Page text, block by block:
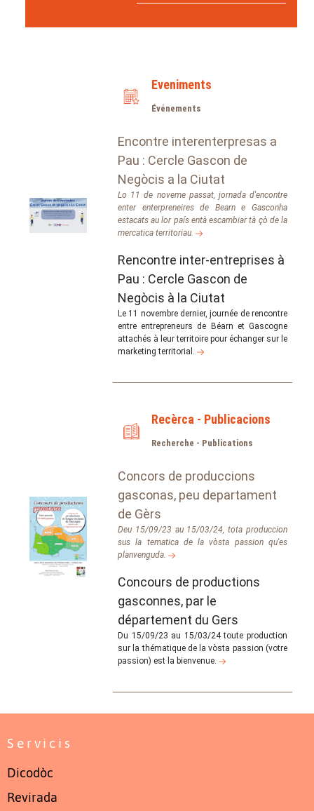
Eveniments
Événements
Encontre interenterpresas a
Pau : Cercle Gascon de
Negòcis a la Ciutat
Lo 11 de noveme passat, jornada d'encontre
enter enterpreneires de Bearn e Gasconha
estacats au lor país entà escambiar tà çò de la
mercatica territoriau.
Rencontre inter-entreprises à
Pau : Cercle Gascon de
Negòcis à la Ciutat
Le 11 novembre dernier, journée de rencontre
entre entrepreneurs de Béarn et Gascogne
attachés à leur territoire pour échanger sur le
marketing territorial.
Recèrca - Publicacions
Recherche - Publications
Concors de produccions
gasconas, peu departament
de Gèrs
Deu 15/09/23 au 15/03/24, tota produccion
sus la tematica de la vòsta passion qu'es
planvenguda.
Concours de productions
gasconnes, par le
département du Gers
Du 15/09/23 au 15/03/24 toute production
sur la thématique de la vòsta passion (votre
passion) est la bienvenue.
Servicis
Dicodòc
Revirada